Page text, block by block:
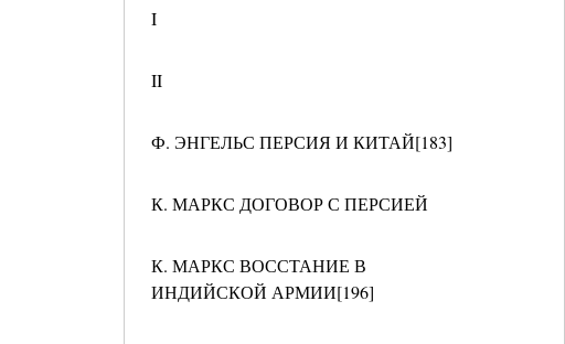
I
II
Ф. ЭНГЕЛЬС ПЕРСИЯ И КИТАЙ[183]
К. МАРКС ДОГОВОР С ПЕРСИЕЙ
К. МАРКС ВОССТАНИЕ В
ИНДИЙСКОЙ АРМИИ[196]